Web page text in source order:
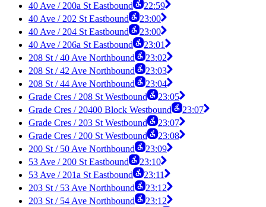
40 Ave / 200a St Eastbound
22:59
40 Ave / 202 St Eastbound
23:00
40 Ave / 204 St Eastbound
23:00
40 Ave / 206a St Eastbound
23:01
208 St / 40 Ave Northbound
23:02
208 St / 42 Ave Northbound
23:03
208 St / 44 Ave Northbound
23:04
Grade Cres / 208 St Westbound
23:05
Grade Cres / 20400 Block Westbound
23:07
Grade Cres / 203 St Westbound
23:07
Grade Cres / 200 St Westbound
23:08
200 St / 50 Ave Northbound
23:09
53 Ave / 200 St Eastbound
23:10
53 Ave / 201a St Eastbound
23:11
203 St / 53 Ave Northbound
23:12
203 St / 54 Ave Northbound
23:12